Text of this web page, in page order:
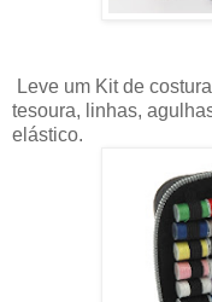
Leve um Kit de
tesoura, linhas,
elástico.